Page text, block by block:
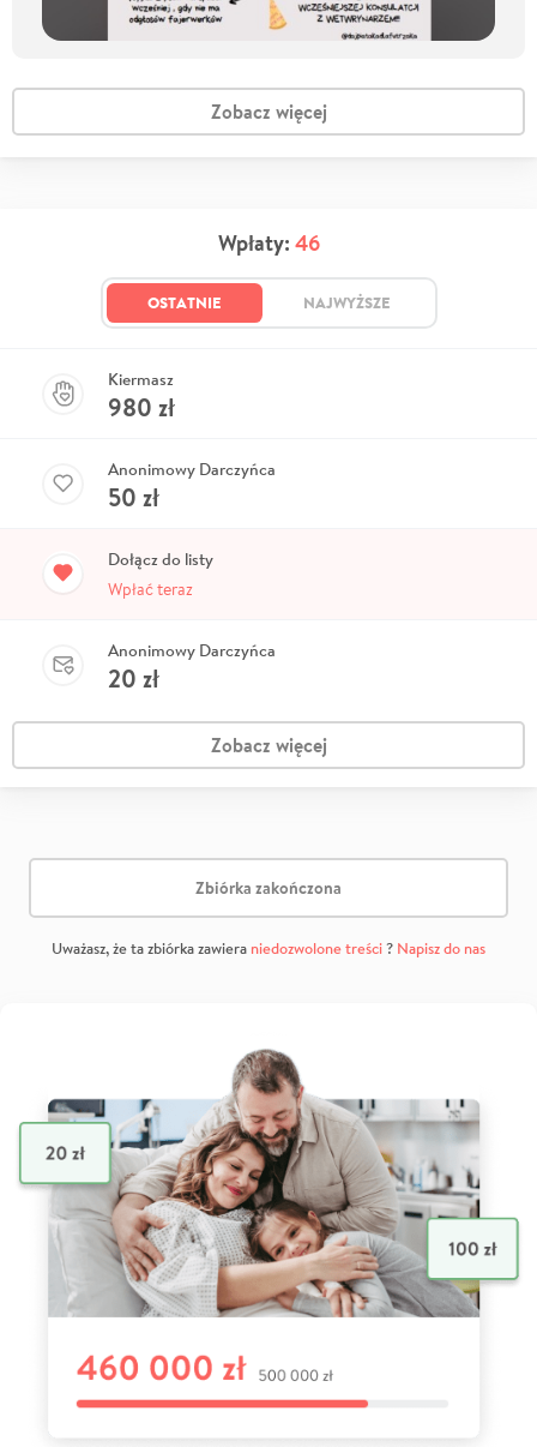
Zobacz więcej
Wpłaty: 46
OSTATNIE NAJWYŻSZE
Kiermasz
980 zł
Anonimowy Darczyńca
50 zł
Dołącz do listy
Wpłać teraz
Anonimowy Darczyńca
20 zł
Zobacz więcej
Zbiórka zakończona
Uważasz, że ta zbiórka zawiera niedozwolone treści? Napisz do nas